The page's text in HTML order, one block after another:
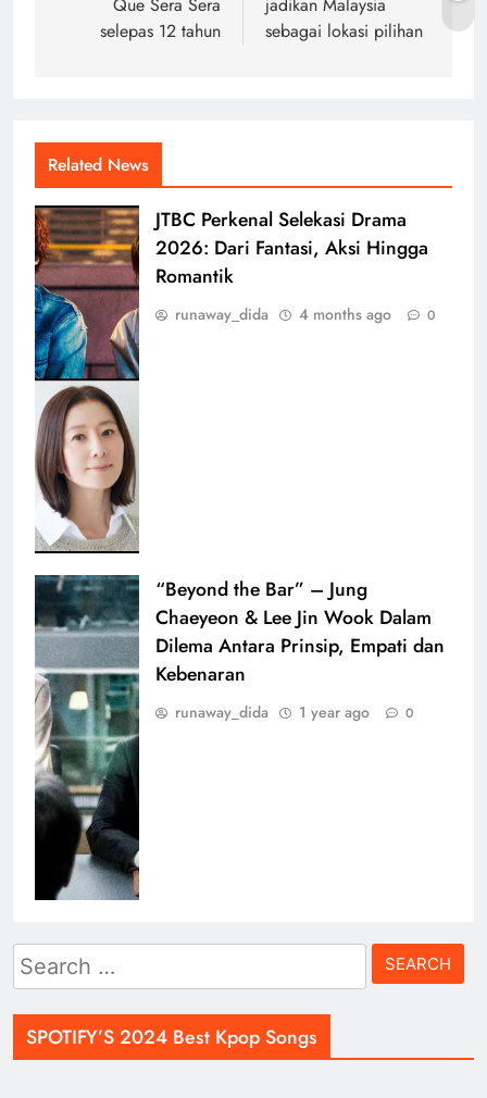
Que Sera Sera
selepas 12 tahun
jadikan Malaysia
sebagai lokasi pilihan
Related News
JTBC Perkenal Selekasi Drama
2026: Dari Fantasi, Aksi Hingga
Romantik
runaway_dida 4 months ago 0
“Beyond the Bar” – Jung
Chaeyeon & Lee Jin Wook Dalam
Dilema Antara Prinsip, Empati dan
Kebenaran
runaway_dida 1 year ago 0
Search
for:
SPOTIFY’S 2024 Best Kpop Songs